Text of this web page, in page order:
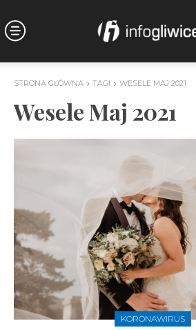
STRONA GŁÓWNA TAGI WESELE MAJ 2021
Wesele Maj 2021
KORONAWIRUS